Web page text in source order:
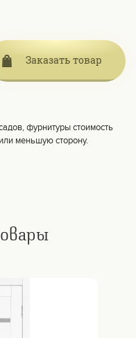
Заказать товар
фурнитуры стоимость
меньшую сторону.